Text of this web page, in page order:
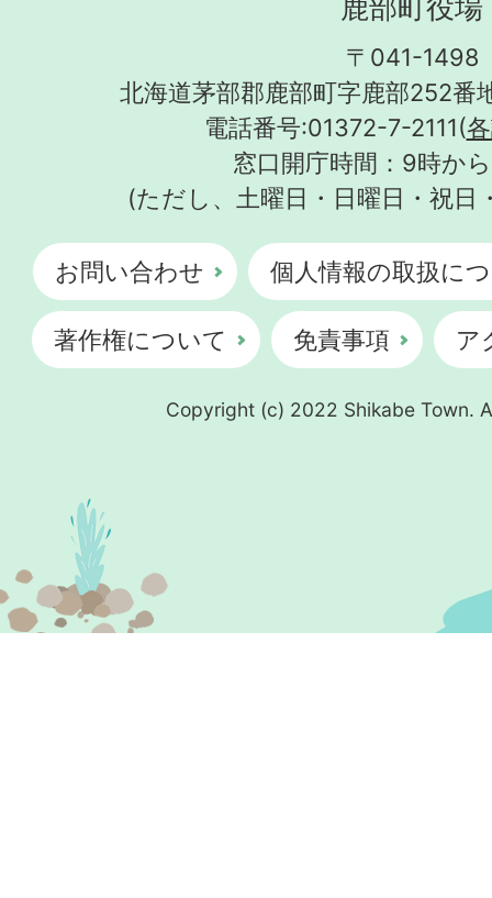
鹿部町役場
〒041-1498
北海道茅部郡鹿部町字鹿部252番
電話番号:01372-7-2111(
窓口開庁時間：9時か
(ただし、土曜日・日曜日・祝日
お問い合わせ 個人情報の取扱に
著作権について 免責事項 ア
Copyright (c) 2022 Shikabe Town.